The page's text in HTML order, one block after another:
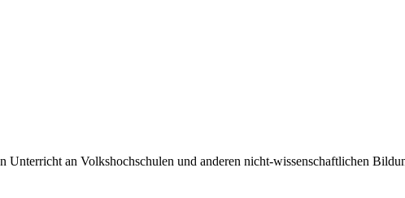
an Volkshochschulen und anderen nicht-wissenschaftlichen